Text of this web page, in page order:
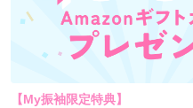
ビスも充実しております。
【My振袖限定特典】